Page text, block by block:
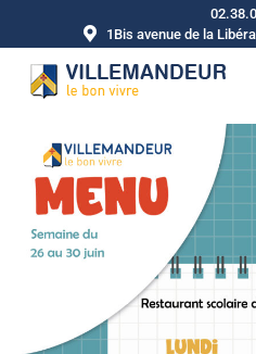
1Bis avenue de la